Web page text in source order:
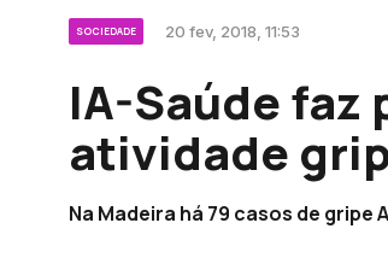
SOCIEDADE 20 fev, 2018, 11:53
IA-Saúde faz
atividade
Na Madeira há 79 casos de